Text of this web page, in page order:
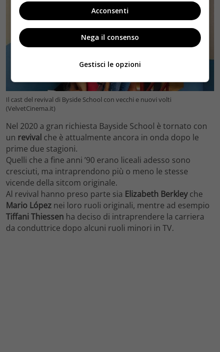
Il cast del revival di Byside School con vecchi e nuovi volti
(VelvetCinema.it)
Nel 2020 a gran richiesta Bayside School è tornato con
un revival che è attualmente ancora in onda dopo le
prime due stagioni.
Quelli che a fine anni ’90 erano liceali adesso sono
cresciuti, ma intraprendono più o meno le stesse
vicende della sitcom originale.
Al revival hanno preso parte sia Elizabeth Berkleyche
Mario López nei loro ruoli originali, mentre ad esempio
Tiffani Thiessen ha deciso di intraprendere la carriera
da conduttrice dopo alcuni ruoli minori in TV.
Acconsenti
Nega il consenso
Gestisci le opzioni